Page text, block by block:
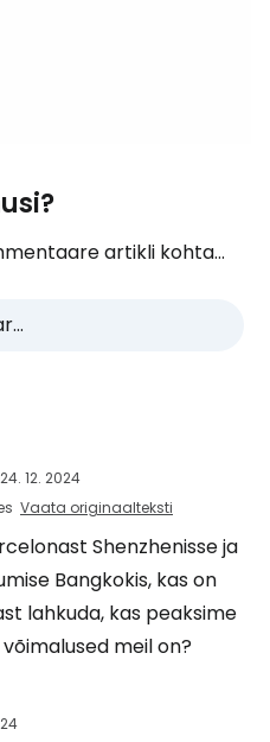
artikli kohta...
24. 12. 2024
Vaata originaalteksti
Shenzhenisse ja
Bangkokis, kas on
lahkuda, kas peaksime
meil on?